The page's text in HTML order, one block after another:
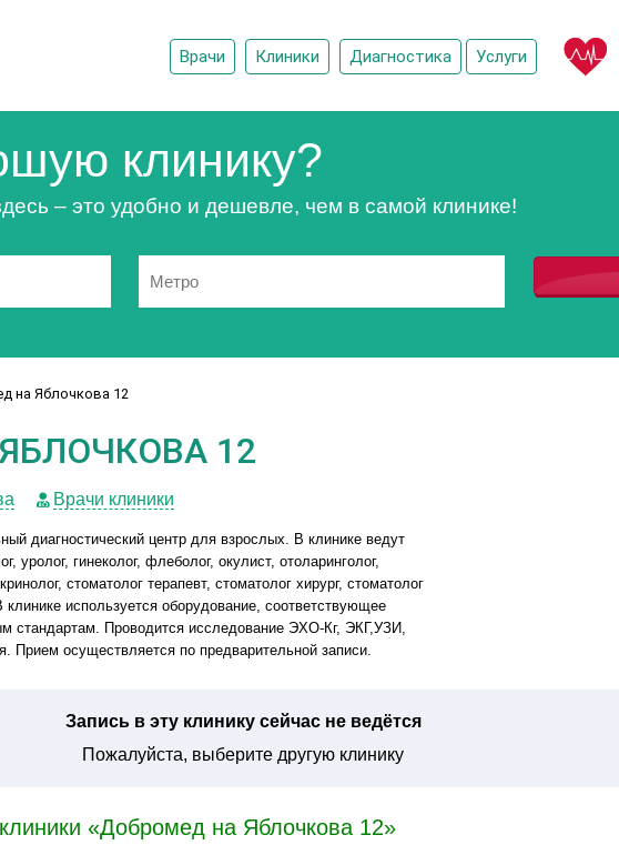
Врачи Клиники Диагностика Услуги
клинику?
– это удобно и дешевле, чем в самой клинике!
на Яблочкова 12
12
Врачи клиники
диагностический центр для взрослых. В клинике ведут
уролог, гинеколог, флеболог, окулист, отоларинголог,
стоматолог терапевт, стоматолог хирург, стоматолог
клинике используется оборудование, соответствующее
стандартам. Проводится исследование ЭХО-Кг, ЭКГ,УЗИ,
Прием осуществляется по предварительной записи.
Запись в эту клинику сейчас не ведётся
Пожалуйста, выберите другую клинику
«Добромед на Яблочкова 12»